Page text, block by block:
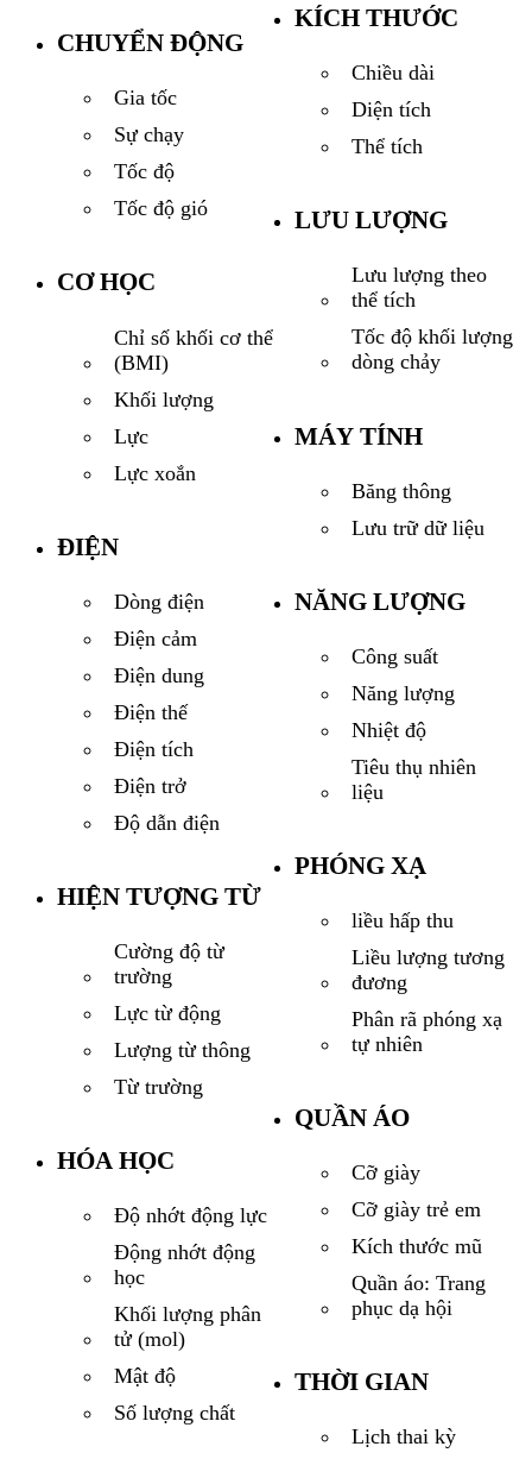
CHUYỂN ĐỘNG
Gia tốc
Sự chạy
Tốc độ
Tốc độ gió
CƠ HỌC
Chỉ số khối cơ thể
(BMI)
Khối lượng
Lực
Lực xoắn
ĐIỆN
Dòng điện
Điện cảm
Điện dung
Điện thế
Điện tích
Điện trở
Độ dẫn điện
HIỆN TƯỢNG TỪ
Cường độ từ
trường
Lực từ động
Lượng từ thông
Từ trường
HÓA HỌC
Độ nhớt động lực
Động nhớt động
học
Khối lượng phân
tử (mol)
Mật độ
Số lượng chất
KÍCH THƯỚC
Chiều dài
Diện tích
Thể tích
LƯU LƯỢNG
Lưu lượng theo
thể tích
Tốc độ khối lượng
dòng chảy
MÁY TÍNH
Băng thông
Lưu trữ dữ liệu
NĂNG LƯỢNG
Công suất
Năng lượng
Nhiệt độ
Tiêu thụ nhiên
liệu
PHÓNG XẠ
liều hấp thu
Liều lượng tương
đương
Phân rã phóng xạ
tự nhiên
QUẦN ÁO
Cỡ giày
Cỡ giày trẻ em
Kích thước mũ
Quần áo: Trang
phục dạ hội
THỜI GIAN
Lịch thai kỳ